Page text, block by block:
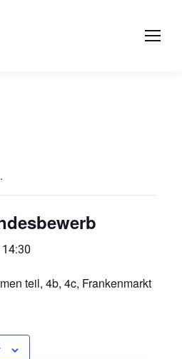
14:30
teil, 4b, 4c, Frankenmarkt